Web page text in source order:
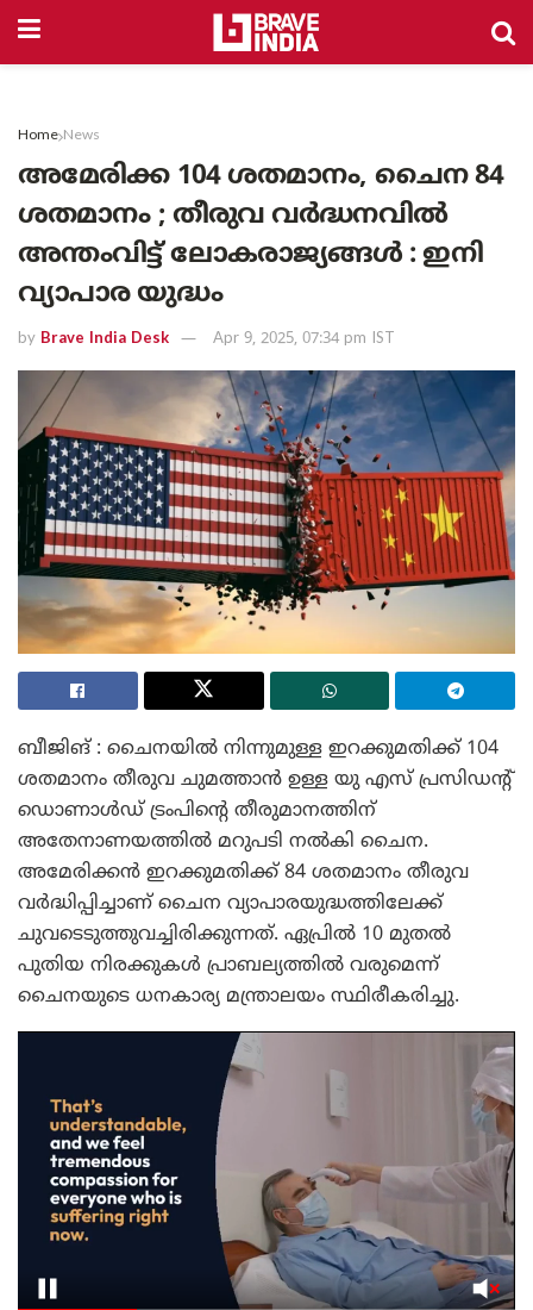
Home News
അമേരിക്ക 104 ശതമാനം, ചൈന 84
ശതമാനം ; തീരുവ വർദ്ധനവിൽ
അന്തംവിട്ട് ലോകരാജ്യങ്ങൾ : ഇനി
വ്യാപാര യുദ്ധം
by Brave India Desk Apr 9, 2025, 07:34 pm IST
ബീജിങ് : ചൈനയിൽ നിന്നുമുള്ള ഇറക്കുമതിക്ക് 104
ശതമാനം തീരുവ ചുമത്താൻ ഉള്ള യു എസ് പ്രസിഡന്റ്
ഡൊണാൾഡ് ട്രംപിന്റെ തീരുമാനത്തിന്
അതേനാണയത്തിൽ മറുപടി നൽകി ചൈന.
അമേരിക്കൻ ഇറക്കുമതിക്ക് 84 ശതമാനം തീരുവ
വർദ്ധിപ്പിച്ചാണ് ചൈന വ്യാപാരയുദ്ധത്തിലേക്ക്
ചുവടെടുത്തുവച്ചിരിക്കുന്നത്. ഏപ്രിൽ 10 മുതൽ
പുതിയ നിരക്കുകൾ പ്രാബല്യത്തിൽ വരുമെന്ന്
ചൈനയുടെ ധനകാര്യ മന്ത്രാലയം സ്ഥിരീകരിച്ചു.